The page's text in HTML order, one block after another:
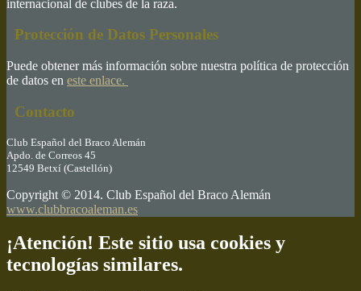
internacional de clubes de la raza.
Protección de Datos Personales
Puede obtener más información sobre nuestra política de protección
de datos en este enlace.
Contacto
Club Español del Braco Alemán
Apdo. de Correos 45
12549 Betxí (Castellón)
Copyright © 2014. Club Español del Braco Alemán
www.clubbracoaleman.es
¡Atención! Este sitio usa cookies y
tecnologías similares.